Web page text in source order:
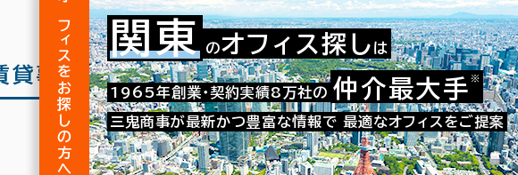
事務所)・賃貸オフィス物件一覧
条件で絞り込む
オフィスをお探しの方へ 関東 のオフィス探し は
1965年創業・契約実績8万社の 仲介最大手 ※
三鬼商事が最新かつ豊富な情報で 最適なオフィスをご提案